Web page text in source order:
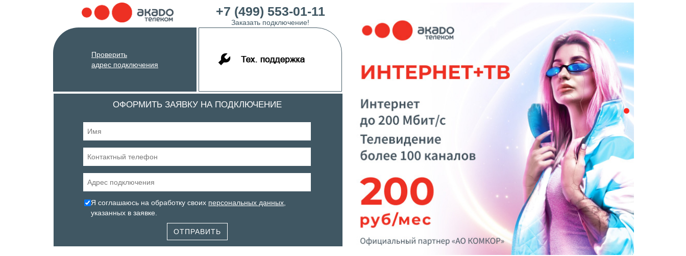
+7 (499) 553-01-11
Заказать подключение!
Проверить
адрес подключения
ОФОРМИТЬ ЗАЯВКУ НА ПОДКЛЮЧЕНИЕ
Я соглашаюсь на обработку своих персональных данных
указанных в заявке.
ОТПРАВИТЬ